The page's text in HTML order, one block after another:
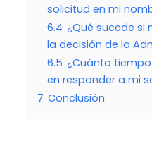
solicitud en mi
6.4 ¿Qué sucede si
la decisión de la
6.5 ¿Cuánto
en responder a mi
7 Conclusión